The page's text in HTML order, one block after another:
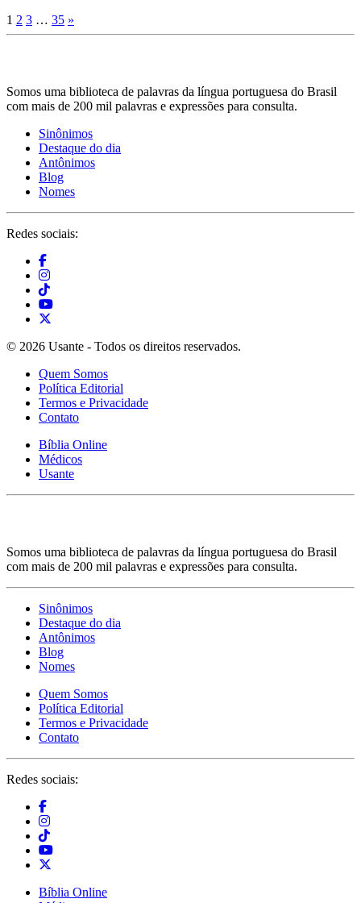
1 2 3 … 35 »
Somos uma biblioteca de palavras da língua portuguesa do Brasil
com mais de 200 mil palavras e expressões para consulta.
Sinônimos
Destaque do dia
Antônimos
Blog
Nomes
Redes sociais:
© 2026 Usante - Todos os direitos reservados.
Quem Somos
Política Editorial
Termos e Privacidade
Contato
Bíblia Online
Médicos
Usante
Somos uma biblioteca de palavras da língua portuguesa do Brasil
com mais de 200 mil palavras e expressões para consulta.
Sinônimos
Destaque do dia
Antônimos
Blog
Nomes
Quem Somos
Política Editorial
Termos e Privacidade
Contato
Redes sociais:
Bíblia Online